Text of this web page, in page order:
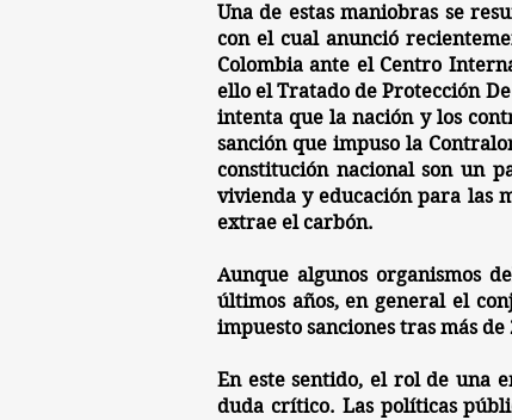
Una de estas maniobras se
con el cual anunció
Colombia ante el Centro
ello el Tratado de Protección
intenta que la nación y los
sanción que impuso la
constitución nacional son un
vivienda y educación para las
extrae el carbón.
Aunque algunos organismos
últimos años, en general el
impuesto sanciones tras más
En este sentido, el rol de una
duda crítico. Las políticas